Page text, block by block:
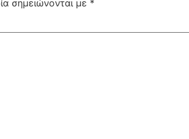
σημειώνονται με *